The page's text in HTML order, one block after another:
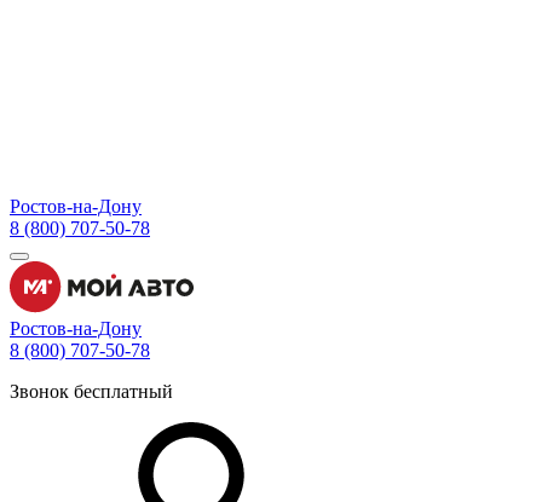
Ростов-на-Дону
8 (800) 707-50-78
Ростов-на-Дону
8 (800) 707-50-78
Звонок бесплатный